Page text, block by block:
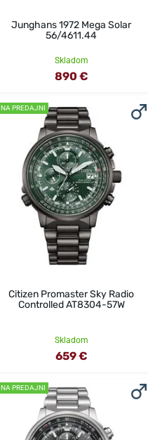
Junghans 1972 Mega Solar
56/4611.44
Skladom
890 €
NA PREDAJNI
Citizen Promaster Sky Radio
Controlled AT8304-57W
Skladom
659 €
NA PREDAJNI